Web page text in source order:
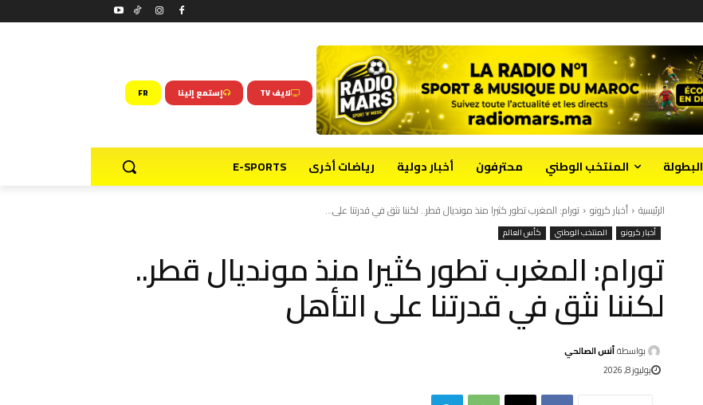
لايف TV إستمع إلينا FR
البطولة المنتخب الوطني محترفون أخبار دولية رياضات أخرى E-SPORTS
الرئيسية أخبار كرونو تورام: المغرب تطور كثيرا منذ مونديال قطر.. لكننا نثق في قدرتنا على...
أخبار كرونو المنتخب الوطني كأس العالم
تورام: المغرب تطور كثيرا منذ مونديال قطر..
لكننا نثق في قدرتنا على التأهل
بواسطةأنس الصالحي
يوليوز 8, 2026